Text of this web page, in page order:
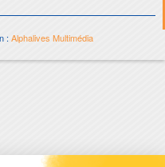
:Alphalives Multimédia